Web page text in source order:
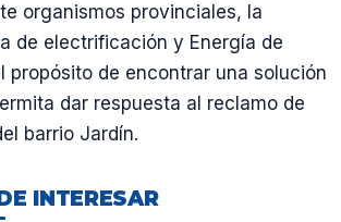
organismos provinciales, la
de electrificación y Energía de
propósito de encontrar una solución
dar respuesta al reclamo de
barrio Jardín.
INTERESAR